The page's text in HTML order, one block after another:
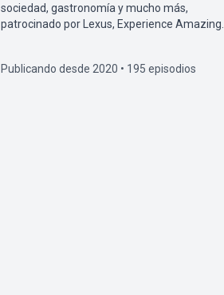
sociedad, gastronomía y mucho más,
patrocinado por Lexus, Experience Amazing.
Publicando desde 2020 • 195 episodios